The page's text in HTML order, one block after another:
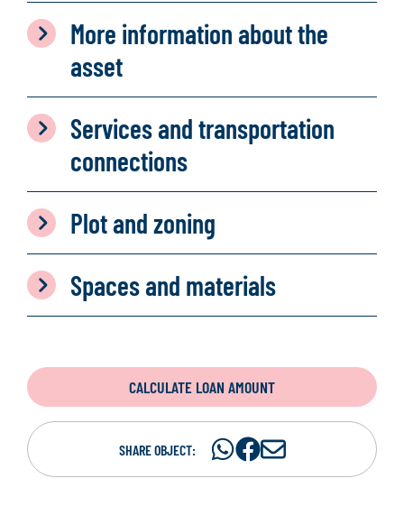
More information about the
asset
Services and transportation
connections
Plot and zoning
Spaces and materials
CALCULATE LOAN AMOUNT
SHARE OBJECT:
ShareShare
S